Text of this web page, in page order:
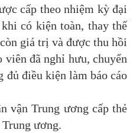
cấp theo nhiệm kỳ đại
có kiện toàn, thay thế
giá trị và được thu hồi
viên đã nghỉ hưu, chuyển
đủ điều kiện làm báo cáo
vận Trung ương cấp thẻ
ương.